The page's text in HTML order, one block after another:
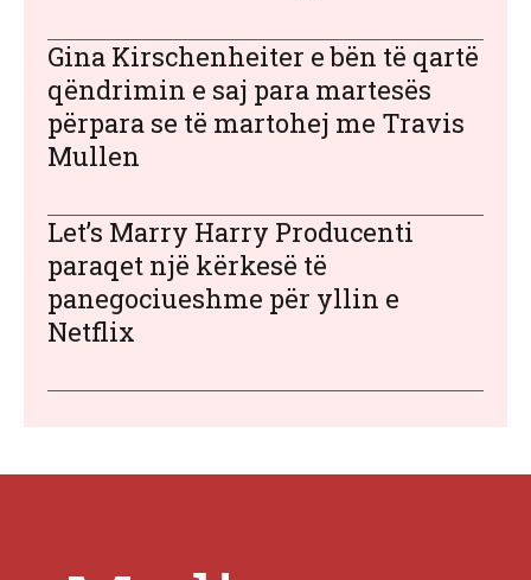
Gina Kirschenheiter e bën të qartë
qëndrimin e saj para martesës
përpara se të martohej me Travis
Mullen
Let’s Marry Harry Producenti
paraqet një kërkesë të
panegociueshme për yllin e
Netflix